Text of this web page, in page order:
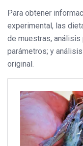
Para obtener
experimental, las
de muestras,
parámetros; y
original.